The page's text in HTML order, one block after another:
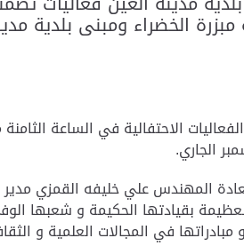
الخضراء ومبنى بلدية مدينة
الاحتفالية في الساعة
.
المهندس علي خليفه القمزي مدير
بقيادتها الحكيمة و شعبها
مبادراتها في المجالات العلمية و